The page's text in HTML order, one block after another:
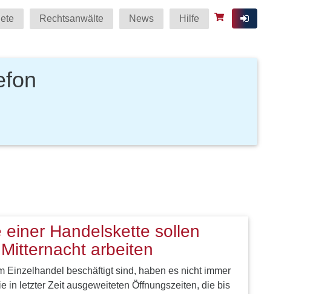
Rechtsanwälte News Hilfe
einer Handelskette sollen
arbeiten
Einzelhandel beschäftigt sind, haben es nicht immer
in letzter Zeit ausgeweiteten Öffnungszeiten, die bis